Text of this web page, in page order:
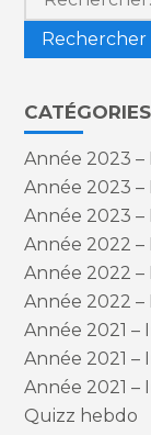
CATÉGORIES
Année 2023 –
Année 2023
Année 2023 –
Année 2022 –
Année 2022
Année 2022 –
Année 2021 –
Année 2021 –
Année 2021 –
Quizz hebdo